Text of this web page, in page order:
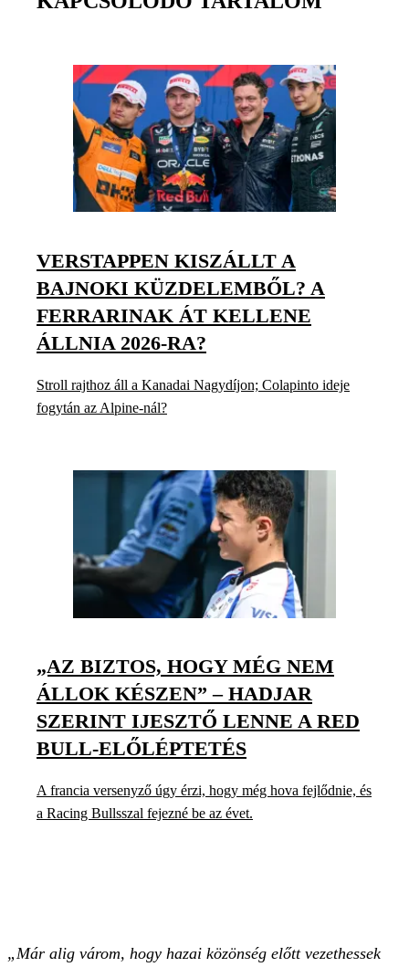
VERSTAPPEN KISZÁLLT A
BAJNOKI KÜZDELEMBŐL? A
FERRARINAK ÁT KELLENE
ÁLLNIA 2026-RA?
Stroll rajthoz áll a Kanadai Nagydíjon; Colapinto ideje
fogytán az Alpine-nál?
„AZ BIZTOS, HOGY MÉG NEM
ÁLLOK KÉSZEN” – HADJAR
SZERINT IJESZTŐ LENNE A RED
BULL-ELŐLÉPTETÉS
A francia versenyző úgy érzi, hogy még hova fejlődnie, és
a Racing Bullsszal fejezné be az évet.
„Már alig várom, hogy hazai közönség előtt vezethessek